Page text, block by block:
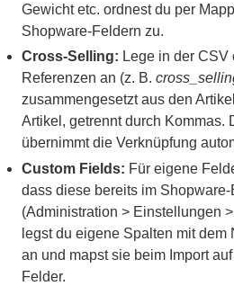
Gewicht etc. ordnest du per
Shopware-Feldern zu.
Cross-Selling: Lege in der
Referenzen an (z. B.
zusammengesetzt aus den
Artikel, getrennt durch Kommas.
übernimmt die Verknüpfung
Custom Fields: Für eigene
dass diese bereits im
(Administration > Einstellungen
legst du eigene Spalten mit
an und mapst sie beim Import
Felder.